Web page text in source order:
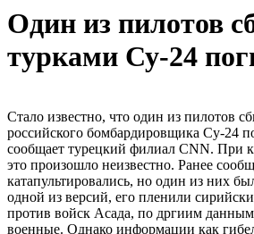
Один из пилотов
турками Су-24
Стало известно, что один из пилотов
российского бомбардировщика Су-24
сообщает турецкий филиал CNN. При
это произошло неизвестно. Ранее
катапультировались, но один из них
одной из версий, его пленили
против войск Асада, по дргиим данным
военные. Однако информации как